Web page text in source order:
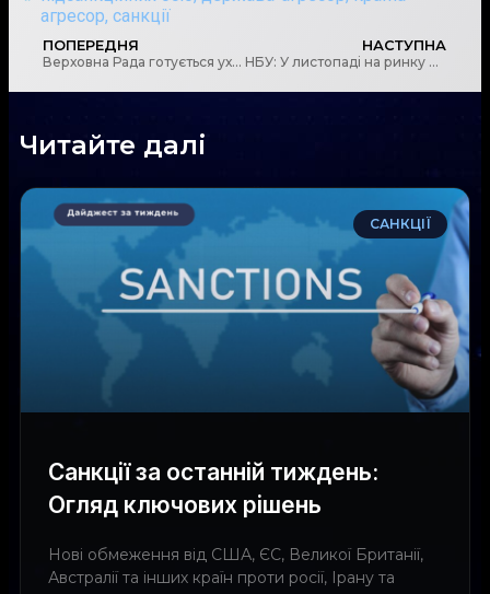
агресор, санкції
ПОПЕРЕДНЯ
Верховна Рада готується ухвалити закон про цифровий контент та цифрові послуги, незважаючи на критику Мін’юсту
НАСТУПНА
НБУ: У листопаді на ринку небанківських фінансових послуг з’явився один новий гравець, водночас 51 учасник залишив ринок
Читайте далі
САНКЦІЇ
Санкції за останній тиждень:
Огляд ключових рішень
Нові обмеження від США, ЄС, Великої Британії,
Австралії та інших країн проти росії, Ірану та